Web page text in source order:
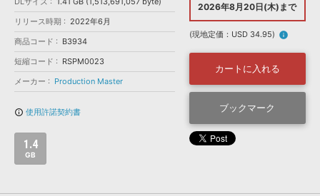
BGM »
お問い合わせ » 無償のサウンド管理ソフト
次世代型 ボーカル・エディタ
APS 映像のBGM・セリフを音声分離
SLS
リリース時期
2022年6月
商品コード
B3934
短縮コード
RSPM0023
メーカー
Production Master
info_outline 使用許諾契約書
1.4
GB
2026年8月20日(木)まで
(現地定価：USD 34.95) info
カートに入れる
ブックマーク